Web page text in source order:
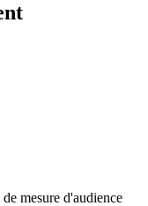
mesure d'audience